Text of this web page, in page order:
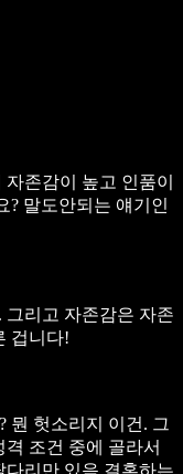
존감이 높고 인품이
? 말도안되는 얘기인
그리고 자존감은 자존
겁니다!
뭔 헛소리지 이건. 그
조건 중에 골라서
리만 있음 결혼하는